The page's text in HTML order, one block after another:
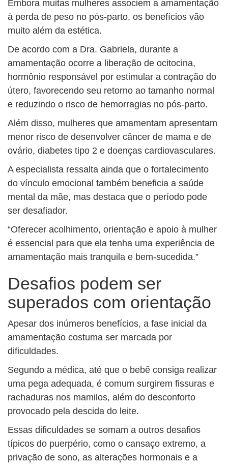
Embora muitas mulheres associem a amamentação
à perda de peso no pós-parto, os benefícios vão
muito além da estética.
De acordo com a Dra. Gabriela, durante a
amamentação ocorre a liberação de ocitocina,
hormônio responsável por estimular a contração do
útero, favorecendo seu retorno ao tamanho normal
e reduzindo o risco de hemorragias no pós-parto.
Além disso, mulheres que amamentam apresentam
menor risco de desenvolver câncer de mama e de
ovário, diabetes tipo 2 e doenças cardiovasculares.
A especialista ressalta ainda que o fortalecimento
do vínculo emocional também beneficia a saúde
mental da mãe, mas destaca que o período pode
ser desafiador.
“Oferecer acolhimento, orientação e apoio à mulher
é essencial para que ela tenha uma experiência de
amamentação mais tranquila e bem-sucedida.”
Desafios podem ser
superados com orientação
Apesar dos inúmeros benefícios, a fase inicial da
amamentação costuma ser marcada por
dificuldades.
Segundo a médica, até que o bebê consiga realizar
uma pega adequada, é comum surgirem fissuras e
rachaduras nos mamilos, além do desconforto
provocado pela descida do leite.
Essas dificuldades se somam a outros desafios
típicos do puerpério, como o cansaço extremo, a
privação de sono, as alterações hormonais e a